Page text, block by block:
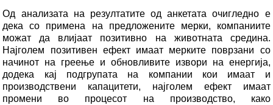
Од анализата на резултатите од анкетата очигледно е
дека со примена на предложените мерки, компаниите
можат да влијаат позитивно на животната средина.
Најголем позитивен ефект имаат мерките поврзани со
начинот на греење и обновливите извори на енергија,
додека кај подгрупата на компании кои имаат и
производствени капацитети, најголем ефект имаат
промени во процесот на производство, како